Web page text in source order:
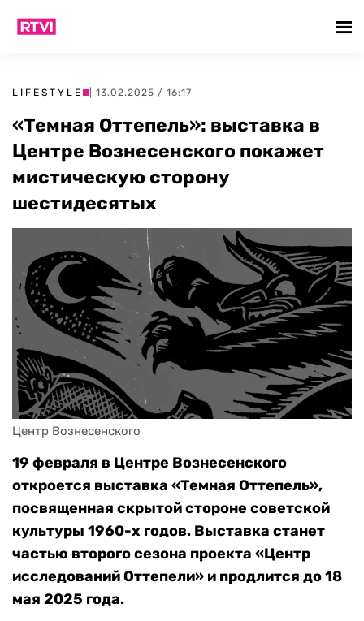
LIFESTYLE | 13.02.2025 / 16:17
«Темная Оттепель»: выставка в
Центре Вознесенского покажет
мистическую сторону
шестидесятых
Центр Вознесенского
19 февраля в Центре Вознесенского
откроется выставка «Темная Оттепель»,
посвященная скрытой стороне советской
культуры 1960-х годов. Выставка станет
частью второго сезона проекта «Центр
исследований Оттепели» и продлится до 18
мая 2025 года.